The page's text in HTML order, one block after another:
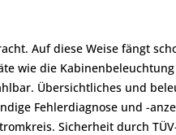
Auf diese Weise fängt
wie die
Übersichtliches und
Fehlerdiagnose und -
Sicherheit durch